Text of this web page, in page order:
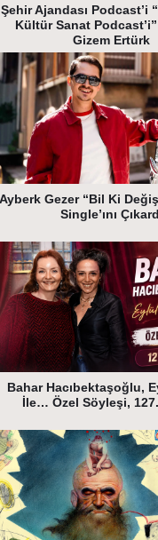
Şehir Ajandası Podcast’i
Kültür Sanat
Gizem Ertürk
Ayberk Gezer “Bil Ki
Single’ını
Bahar Hacıbektaşoğlu,
İle… Özel Söyleşi,